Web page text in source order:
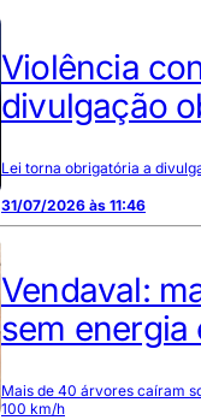
Violência
divulgação
Lei torna obrigatória a
31/07/2026 às 11:46
Vendaval:
sem energia
Mais de 40 árvores caíram
100 km/h